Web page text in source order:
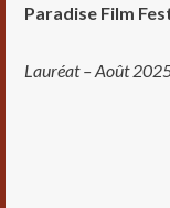
Paradise Film
Lauréat – Août